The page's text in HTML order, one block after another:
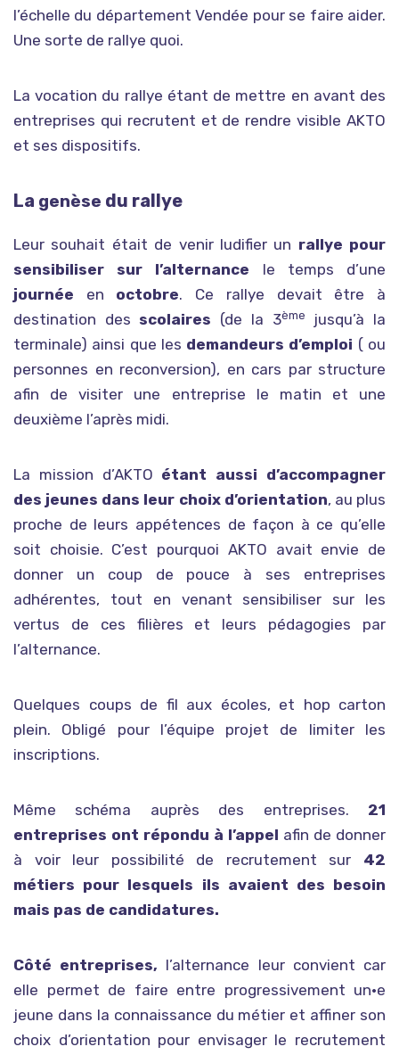
l’échelle du département Vendée pour se faire aider.
Une sorte de rallye quoi.
La vocation du rallye étant de mettre en avant des
entreprises qui recrutent et de rendre visible AKTO
et ses dispositifs.
La genèse du rallye
Leur souhait était de venir ludifier un rallye pour
sensibiliser sur l’alternance le temps d’une
journée en octobre. Ce rallye devait être à
destination des scolaires (de la 3ème
jusqu’à la
terminale) ainsi que les demandeurs d’emploi ( ou
personnes en reconversion), en cars par structure
afin de visiter une entreprise le matin et une
deuxième l’après midi.
La mission d’AKTO étant aussi d’accompagner
des jeunes dans leur choix d’orientation, au plus
proche de leurs appétences de façon à ce qu’elle
soit choisie. C’est pourquoi AKTO avait envie de
donner un coup de pouce à ses entreprises
adhérentes, tout en venant sensibiliser sur les
vertus de ces filières et leurs pédagogies par
l’alternance.
Quelques coups de fil aux écoles, et hop carton
plein. Obligé pour l’équipe projet de limiter les
inscriptions.
Même schéma auprès des entreprises. 21
entreprises ont répondu à l’appel afin de donner
à voir leur possibilité de recrutement sur 42
métiers pour lesquels ils avaient des besoin
mais pas de candidatures.
Côté entreprises, l’alternance leur convient car
elle permet de faire entre progressivement un•e
jeune dans la connaissance du métier et affiner son
choix d’orientation pour envisager le recrutement